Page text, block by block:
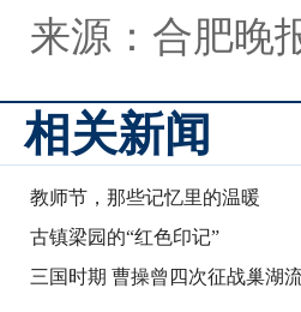
来源：合肥晚
相关新闻
教师节，那些记忆里的温暖
古镇梁园的“红色印记”
三国时期 曹操曾四次征战巢湖